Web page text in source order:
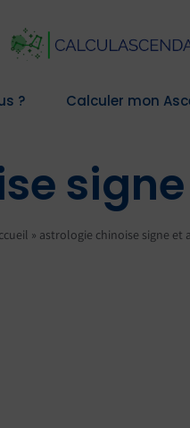
? Calculer mon
» astrologie chinoise signe et